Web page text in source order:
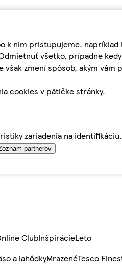
k nim pristupujeme,
všetko, prípadne
zmení spôsob, akým vám
cookies v pätičke stránky.
zariadenia na
partnerov
ClubInšpirácieLeto
a lahôdkyMrazenéTesco